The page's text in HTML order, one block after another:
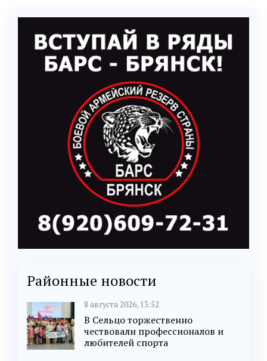
Районные новости
8 августа 2026, 13:52
В Сельцо торжественно
чествовали профессионалов и
любителей спорта